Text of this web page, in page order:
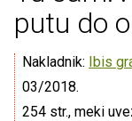
putu do
Nakladnik: Ibis
03/2018.
254 str., meki